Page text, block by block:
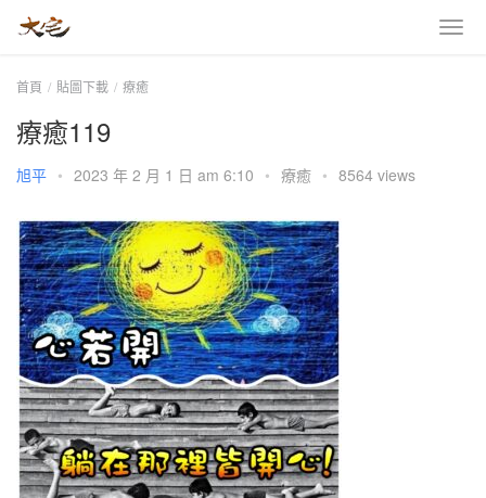
首頁 貼圖下載 療癒
療癒119
旭平 • 2023 年 2 月 1 日 am 6:10 • 療癒 • 8564 views